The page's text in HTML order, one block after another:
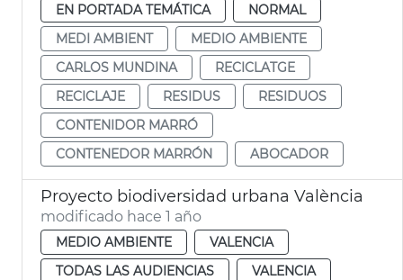
EN PORTADA TEMÁTICA
NORMAL
MEDI AMBIENT
MEDIO AMBIENTE
CARLOS MUNDINA
RECICLATGE
RECICLAJE
RESIDUS
RESIDUOS
CONTENIDOR MARRÓ
CONTENEDOR MARRÓN
ABOCADOR
Proyecto biodiversidad urbana València
modificado hace 1 año
MEDIO AMBIENTE
VALENCIA
TODAS LAS AUDIENCIAS
VALENCIA